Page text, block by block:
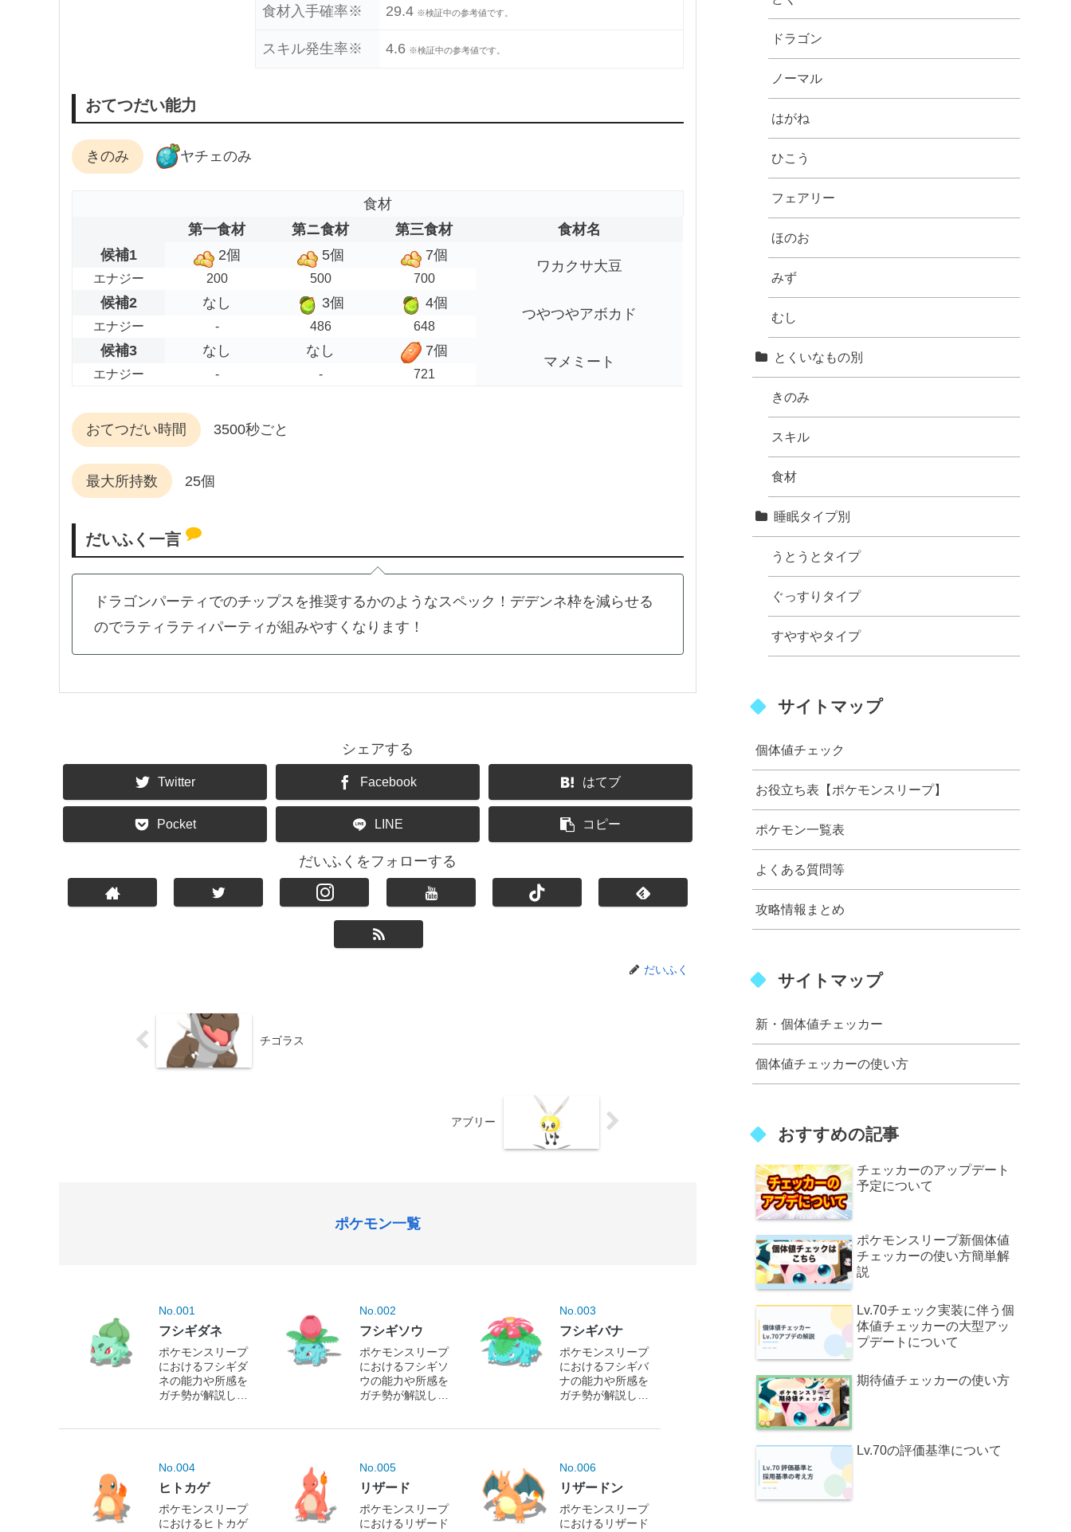
食材入手確率※ 29.4 ※検証中の参考値です。
スキル発生率※ 4.6 ※検証中の参考値です。
おてつだい能力
きのみ ヤチェのみ
食材
第一食材
第ニ食材 第三食材
食材名
候補1
2個 5個 7個
ワカクサ大豆
エナジー 200 500 700
候補2 なし 3個 4個
つやつやアボカド
エナジー - 486 648
候補3 なし なし 7個
マメミート
エナジー - - 721
おてつだい時間 3500秒ごと
最大所持数 25個
だいふく一言
ドラゴンパーティでのチップスを推奨するかのようなスペック！デデンネ枠を減らせる
のでラティラティパーティが組みやすくなります！
シェアする
Twitter Facebook はてブ
Pocket LINE コピー
だいふくをフォローする
だいふく
チゴラス
アブリー
ポケモン一覧
No.001
フシギダネ
ポケモンスリープ
におけるフシギダ
ネの能力や所感を
ガチ勢が解説しま
No.002
フシギソウ
ポケモンスリープ
におけるフシギソ
ウの能力や所感を
ガチ勢が解説しま
No.003
フシギバナ
ポケモンスリープ
におけるフシギバ
ナの能力や所感を
ガチ勢が解説しま
No.004
ヒトカゲ
ポケモンスリープ
におけるヒトカゲ
No.005
リザード
ポケモンスリープ
におけるリザード
No.006
リザードン
ポケモンスリープ
におけるリザード
ドラゴン
ノーマル
はがね
ひこう
フェアリー
ほのお
みず
むし
とくいなもの別
きのみ
スキル
食材
睡眠タイプ別
うとうとタイプ
ぐっすりタイプ
すやすやタイプ
サイトマップ
個体値チェック
お役立ち表【ポケモンスリープ】
ポケモン一覧表
よくある質問等
攻略情報まとめ
サイトマップ
新・個体値チェッカー
個体値チェッカーの使い方
おすすめの記事
チェッカーのアップデート
予定について
ポケモンスリープ新個体値
チェッカーの使い方簡単解
説
Lv.70チェック実装に伴う個
体値チェッカーの大型アッ
プデートについて
期待値チェッカーの使い方
Lv.70の評価基準について